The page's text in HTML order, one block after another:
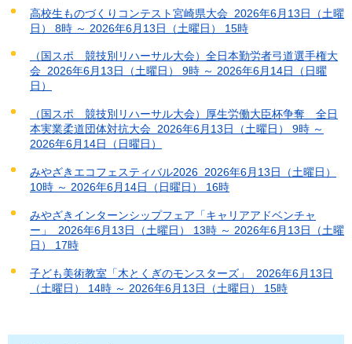
高校生ものづくりコンテスト宮崎県大会 2026年6月13日（土曜
日） 8時 ～ 2026年6月13日（土曜日） 15時
（国スポ 競技別リハーサル大会）全日本勤労者弓道選手権大
会 2026年6月13日（土曜日） 9時 ～ 2026年6月14日（日曜
日）
（国スポ 競技別リハーサル大会）厚生労働大臣杯争奪 全日
本実業柔道団体対抗大会 2026年6月13日（土曜日） 9時 ～
2026年6月14日（日曜日）
みやざきエコフェスティバル2026 2026年6月13日（土曜日）
10時 ～ 2026年6月14日（日曜日） 16時
みやざきインターンシップフェア「キャリアアドベンチャ
ー」 2026年6月13日（土曜日） 13時 ～ 2026年6月13日（土曜
日） 17時
子ども美術教室「木とくぎのモンスターズ」 2026年6月13日
（土曜日） 14時 ～ 2026年6月13日（土曜日） 15時